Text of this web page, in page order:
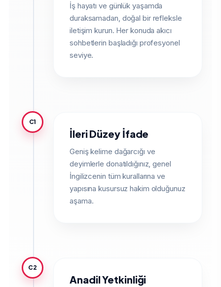
İş hayatı ve günlük yaşamda
duraksamadan, doğal bir refleksle
iletişim kurun. Her konuda akıcı
sohbetlerin başladığı profesyonel
seviye.
C1
İleri Düzey İfade
Geniş kelime dağarcığı ve
deyimlerle donatıldığınız, genel
İngilizcenin tüm kurallarına ve
yapısına kusursuz hakim olduğunuz
aşama.
C2
Anadil Yetkinliği